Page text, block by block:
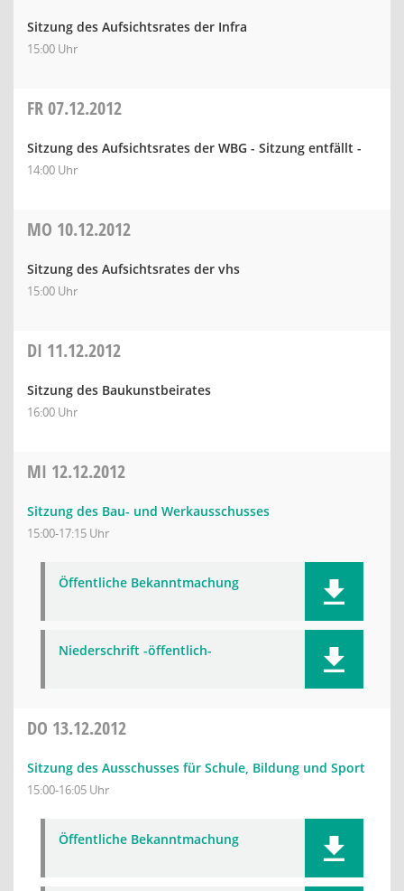
Sitzung des Aufsichtsrates der Infra
15:00 Uhr
FR07.12.2012
Sitzung des Aufsichtsrates der WBG - Sitzung entfällt -
14:00 Uhr
MO 10.12.2012
Sitzung des Aufsichtsrates der vhs
15:00 Uhr
DI 11.12.2012
Sitzung des Baukunstbeirates
16:00 Uhr
MI 12.12.2012
Sitzung des Bau- und Werkausschusses
15:00-17:15 Uhr
Öffentliche Bekanntmachung
Niederschrift -öffentlich-
DO 13.12.2012
Sitzung des Ausschusses für Schule, Bildung und Sport
15:00-16:05 Uhr
Öffentliche Bekanntmachung